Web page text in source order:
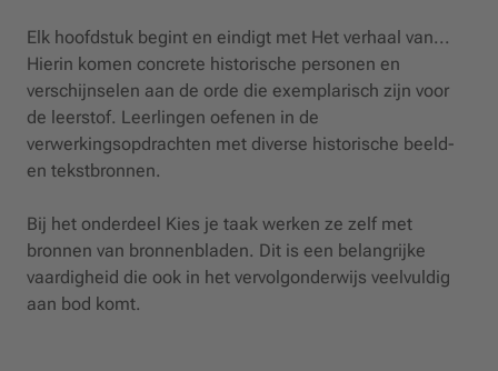
Elk hoofdstuk begint en eindigt met Het verhaal van...
Hierin komen concrete historische personen en
verschijnselen aan de orde die exemplarisch zijn voor
de leerstof. Leerlingen oefenen in de
verwerkingsopdrachten met diverse historische beeld-
en tekstbronnen.
Bij het onderdeel Kies je taak werken ze zelf met
bronnen van bronnenbladen. Dit is een belangrijke
vaardigheid die ook in het vervolgonderwijs veelvuldig
aan bod komt.